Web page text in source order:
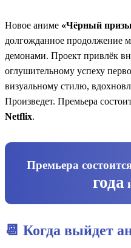
Новое аниме «Чёрный
долгожданное продолжение
демонами. Проект привлёк
оглушительному успеху
визуальному стилю,
Произведет. Премьера
Netflix.
Премьера
года
📆 Когда выйдет